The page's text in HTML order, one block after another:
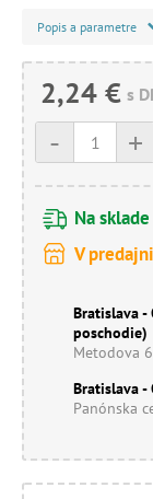
Popis a parametre
2,24 € s
+
-
Na sklade
V
Bratislava -
poschodie)
Metodova 6
Bratislava -
Panónska